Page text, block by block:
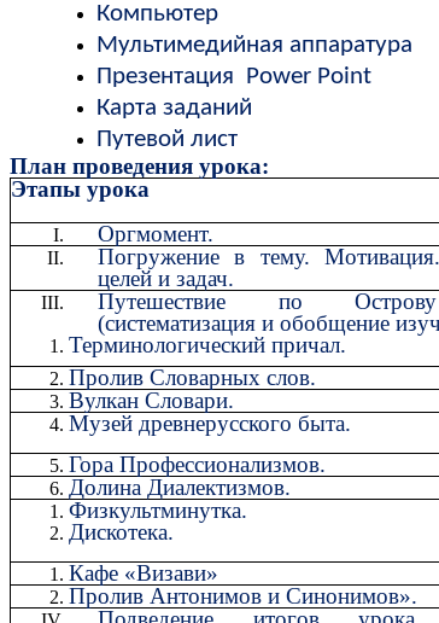
Компьютер
Мультимедийная аппаратура
Презентация Power Point
Карта заданий
Путевой лист
План проведения урока:
Этапы урока
Оргмомент.
Погружение в тему.
целей и задач.
Путешествие по
(систематизация и обобщение
Терминологический причал.
Пролив Словарных слов.
Вулкан Словари.
Музей древнерусского быта.
Гора Профессионализмов.
Долина Диалектизмов.
Физкультминутка.
Дискотека.
Кафе «Визави»
Пролив Антонимов и Синонимов».